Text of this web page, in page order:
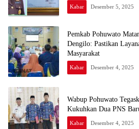
Kabar Desember 5, 2025
Pemkab Pohuwato
Dengilo: Pastikan
Masyarakat
Kabar Desember 4, 2025
Wabup Pohuwato
Kukuhkan Dua PNS
Kabar Desember 4, 2025